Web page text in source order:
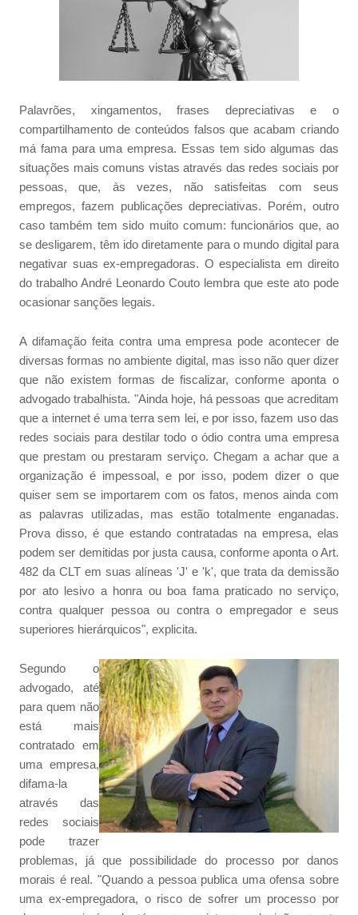
Palavrões, xingamentos, frases depreciativas e o
compartilhamento de conteúdos falsos que acabam criando
má fama para uma empresa. Essas tem sido algumas das
situações mais comuns vistas através das redes sociais por
pessoas, que, às vezes, não satisfeitas com seus
empregos, fazem publicações depreciativas. Porém, outro
caso também tem sido muito comum: funcionários que, ao
se desligarem, têm ido diretamente para o mundo digital para
negativar suas ex-empregadoras. O especialista em direito
do trabalho André Leonardo Couto lembra que este ato pode
ocasionar sanções legais.
A difamação feita contra uma empresa pode acontecer de
diversas formas no ambiente digital, mas isso não quer dizer
que não existem formas de fiscalizar, conforme aponta o
advogado trabalhista. "Ainda hoje, há pessoas que acreditam
que a internet é uma terra sem lei, e por isso, fazem uso das
redes sociais para destilar todo o ódio contra uma empresa
que prestam ou prestaram serviço. Chegam a achar que a
organização é impessoal, e por isso, podem dizer o que
quiser sem se importarem com os fatos, menos ainda com
as palavras utilizadas, mas estão totalmente enganadas.
Prova disso, é que estando contratadas na empresa, elas
podem ser demitidas por justa causa, conforme aponta o Art.
482 da CLT em suas alíneas 'J' e 'k', que trata da demissão
por ato lesivo a honra ou boa fama praticado no serviço,
contra qualquer pessoa ou contra o empregador e seus
superiores hierárquicos", explicita.
Segundo o
advogado, até
para quem não
está mais
contratado em
uma empresa,
difama-la
através das
redes sociais
pode trazer
problemas, já que possibilidade do processo por danos
morais é real. "Quando a pessoa publica uma ofensa sobre
uma ex-empregadora, o risco de sofrer um processo por